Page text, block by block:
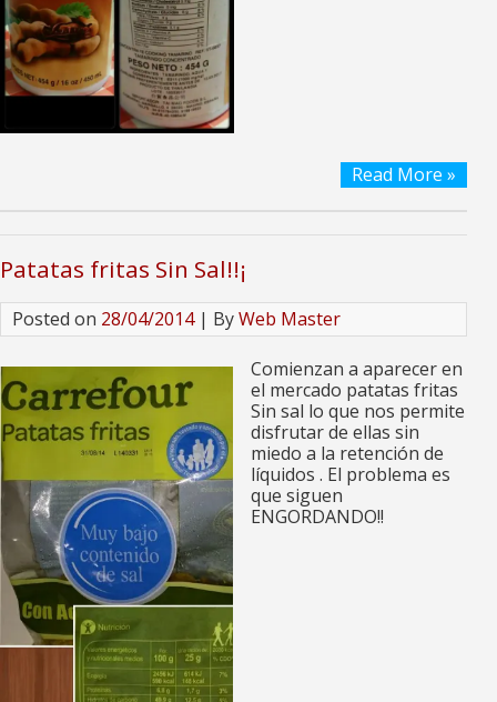
Read More »
Patatas fritas Sin Sal!!¡
Posted on 28/04/2014| ByWeb Master
Comienzan a aparecer en
el mercado patatas fritas
Sin sal lo que nos permite
disfrutar de ellas sin
miedo a la retención de
líquidos . El problema es
que siguen
ENGORDANDO!!